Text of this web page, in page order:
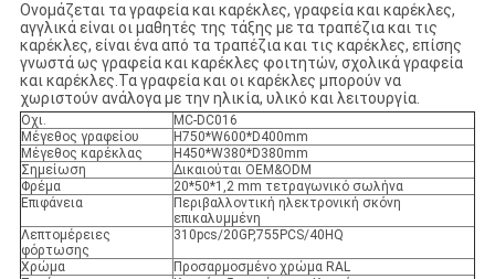
Ονομάζεται τα γραφεία και καρέκλες, γραφεία και καρέκλες,
αγγλικά είναι οι μαθητές της τάξης με τα τραπέζια και τις
καρέκλες, είναι ένα από τα τραπέζια και τις καρέκλες, επίσης
γνωστά ως γραφεία και καρέκλες φοιτητών, σχολικά γραφεία
και καρέκλες.Τα γραφεία και οι καρέκλες μπορούν να
χωριστούν ανάλογα με την ηλικία, υλικό και λειτουργία.
Οχι.
MC-DC016
Μέγεθος γραφείου
H750*W600*D400mm
Μέγεθος καρέκλας
H450*W380*D380mm
Σημείωση
Δικαιούται OEM&ODM
Φρέμα
20*50*1,2 mm τετραγωνικό σωλήνα
Επιφάνεια
Περιβαλλοντική ηλεκτρονική σκόνη
επικαλυμμένη
Λεπτομέρειες
φόρτωσης
310pcs/20GP,755PCS/40HQ
Χρώμα
Προσαρμοσμένο χρώμα RAL